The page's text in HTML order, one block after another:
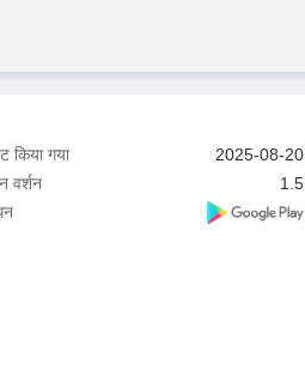
किया गया
2025-08-20
वर्शन
1.5